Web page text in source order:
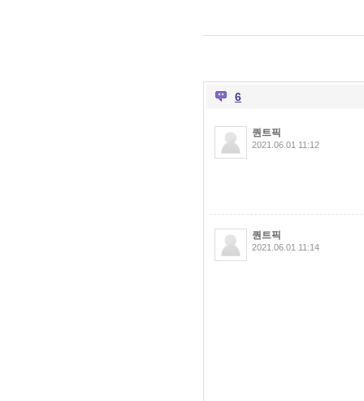
6
퀀트픽
2021.06.01 11:12
퀀트픽
2021.06.01 11:14